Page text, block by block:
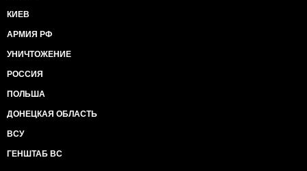
КИЕВ
АРМИЯ РФ
УНИЧТОЖЕНИЕ
РОССИЯ
ПОЛЬША
ДОНЕЦКАЯ ОБЛАСТЬ
ВСУ
ГЕНШТАБ ВС